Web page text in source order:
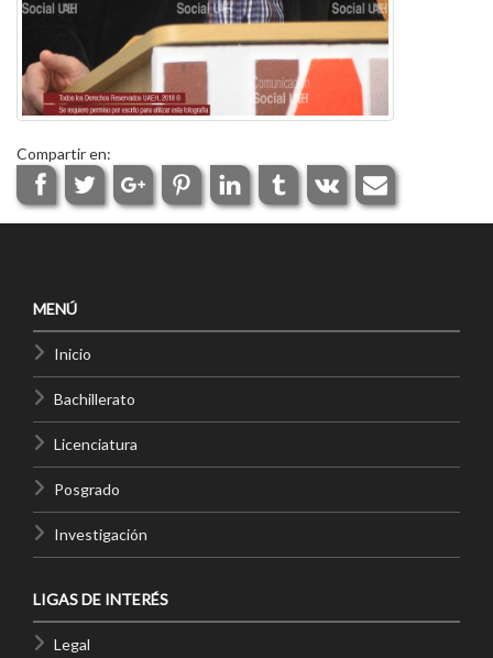
Compartir en:
MENÚ
Inicio
Bachillerato
Licenciatura
Posgrado
Investigación
LIGAS DE INTERÉS
Legal